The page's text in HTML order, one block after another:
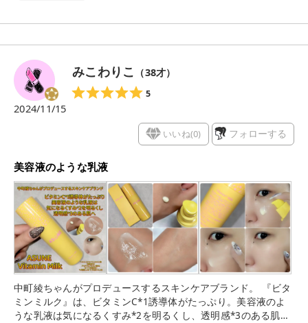
スメイクの密着感が高まり、肌がなめらかに整いました クリー
ムでは少し重たく感じる方や、スキンケアをこれから始めたい
という若い方にも、取り入れやすいアイテムだと思います
みこわりこ （38才）
5
2024/11/15
いいね(0) フォローする
美容液のような乳液
中町綾ちゃんがプロデュースするスキンケアブランド。 『ビタ
ミンミルク』は、ビタミンC*1誘導体がたっぷり。美容液のよ
うな乳液は気になるくすみ*2を明るくし、透明感*3のある肌